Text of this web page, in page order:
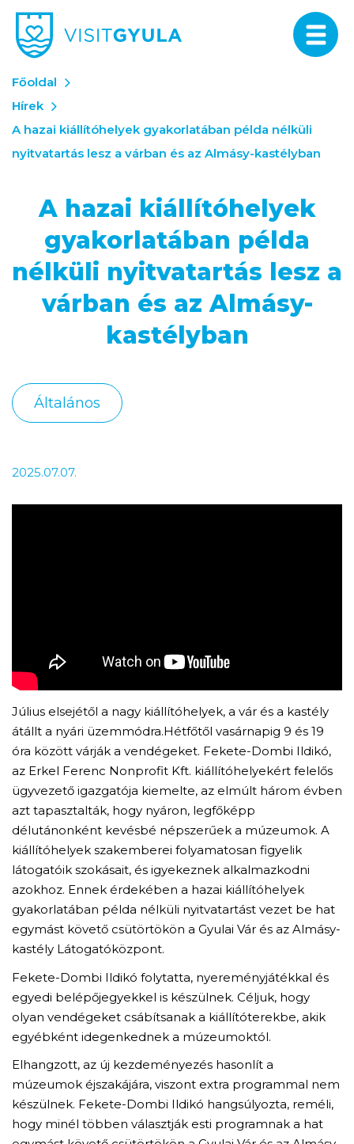
Főoldal
Hírek
A hazai kiállítóhelyek gyakorlatában példa nélküli
nyitvatartás lesz a várban és az Almásy-kastélyban
A hazai kiállítóhelyek
gyakorlatában példa
nélküli nyitvatartás lesz a
várban és az Almásy-
kastélyban
Általános
2025.07.07.
Július elsejétől a nagy kiállítóhelyek, a vár és a kastély
átállt a nyári üzemmódra.Hétfőtől vasárnapig 9 és 19
óra között várják a vendégeket. Fekete-Dombi Ildikó,
az Erkel Ferenc Nonprofit Kft. kiállítóhelyekért felelős
ügyvezető igazgatója kiemelte, az elmúlt három évben
azt tapasztalták, hogy nyáron, legfőképp
délutánonként kevésbé népszerűek a múzeumok. A
kiállítóhelyek szakemberei folyamatosan figyelik
látogatóik szokásait, és igyekeznek alkalmazkodni
azokhoz. Ennek érdekében a hazai kiállítóhelyek
gyakorlatában példa nélküli nyitvatartást vezet be hat
egymást követő csütörtökön a Gyulai Vár és az Almásy-
kastély Látogatóközpont.
Fekete-Dombi Ildikó folytatta, nyereményjátékkal és
egyedi belépőjegyekkel is készülnek. Céljuk, hogy
olyan vendégeket csábítsanak a kiállítóterekbe, akik
egyébként idegenkednek a múzeumoktól.
Elhangzott, az új kezdeményezés hasonlít a
múzeumok éjszakájára, viszont extra programmal nem
készülnek. Fekete-Dombi Ildikó hangsúlyozta, reméli,
hogy minél többen választják esti programnak a hat